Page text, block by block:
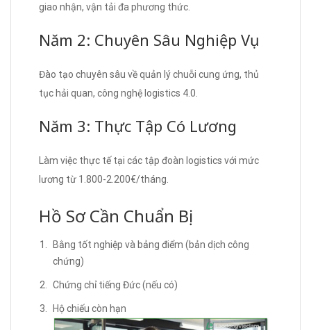
giao nhận, vận tải đa phương thức.
Năm 2: Chuyên Sâu Nghiệp Vụ
Đào tạo chuyên sâu về quản lý chuỗi cung ứng, thủ
tục hải quan, công nghệ logistics 4.0.
Năm 3: Thực Tập Có Lương
Làm việc thực tế tại các tập đoàn logistics với mức
lương từ 1.800-2.200€/tháng.
Hồ Sơ Cần Chuẩn Bị
Bằng tốt nghiệp và bảng điểm (bản dịch công
chứng)
Chứng chỉ tiếng Đức (nếu có)
Hộ chiếu còn hạn